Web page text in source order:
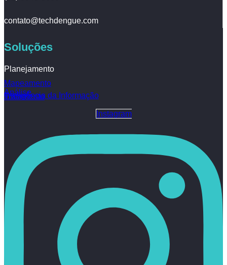
contato@techdengue.com
Soluções
Planejamento
Mapeamento
Análise
Tratamento
Inteligência da Informação
Instagram